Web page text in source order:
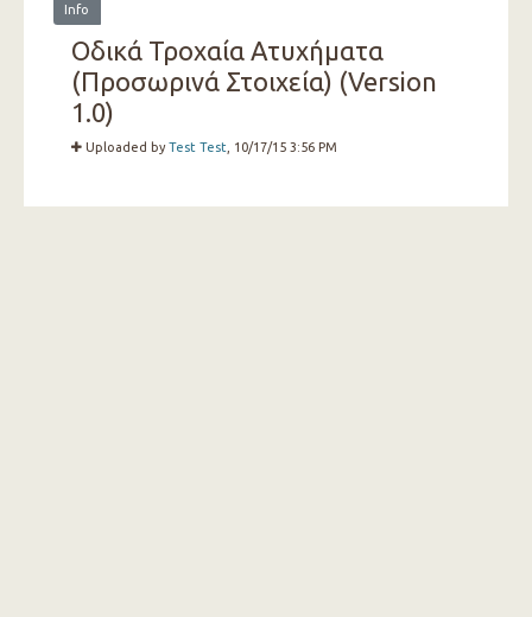
Info
Οδικά Τροχαία Ατυχήματα
(Προσωρινά Στοιχεία) (Version
1.0)
Uploaded byTest Test , 10/17/15 3:56 PM